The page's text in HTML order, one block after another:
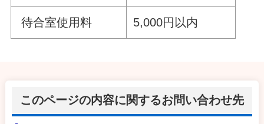
待合室使用料 5,000円以内
このページの内容に関するお問い合わせ先